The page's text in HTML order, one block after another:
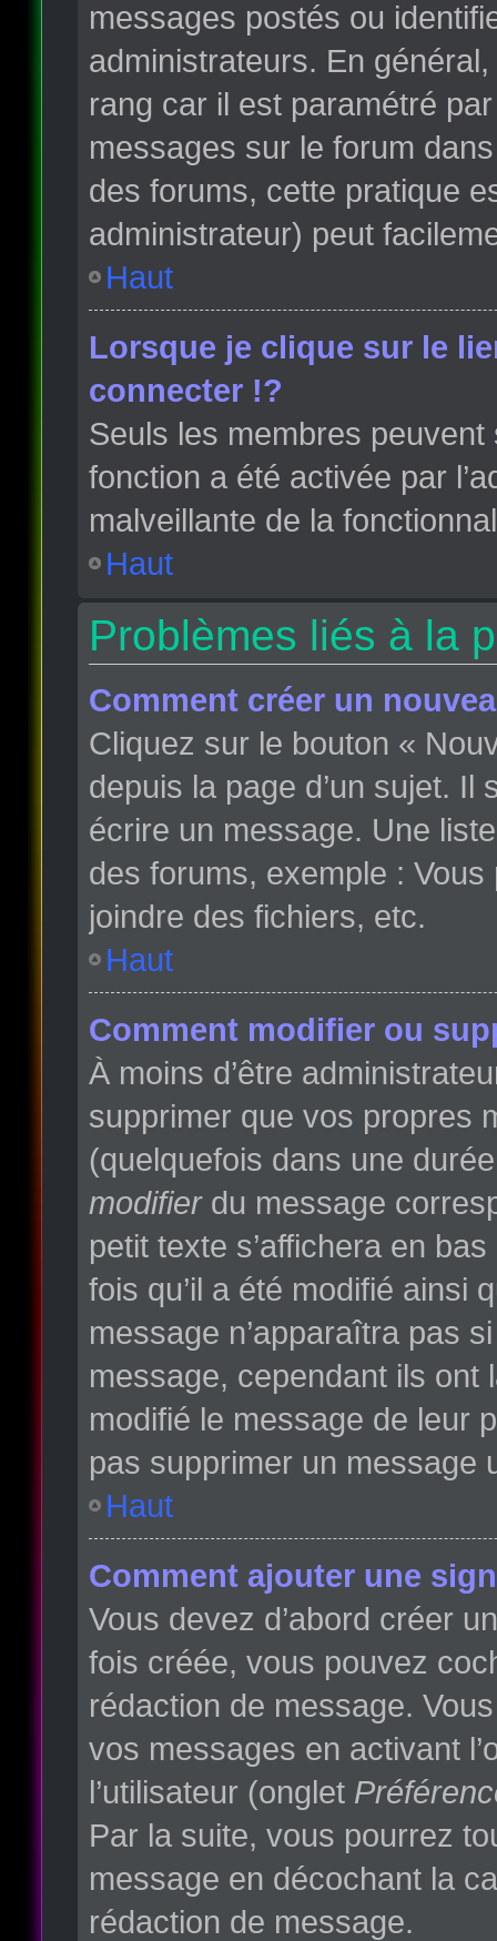
messages postés ou
administrateurs. En
rang car il est paramétré
messages sur le forum
des forums, cette pratique
administrateur) peut
Haut
Lorsque je clique sur le
connecter !?
Seuls les membres
fonction a été activée par
malveillante de la
Haut
Problèmes liés à la
Comment créer un
Cliquez sur le bouton «
depuis la page d’un sujet.
écrire un message. Une
des forums, exemple : Vous
joindre des fichiers, etc.
Haut
Comment modifier ou
À moins d’être
supprimer que vos propres
(quelquefois dans une
modifierdu message
petit texte s’affichera en
fois qu’il a été modifié ainsi
message n’apparaîtra pas
message, cependant ils ont
modifié le message de leur
pas supprimer un message
Haut
Comment ajouter une
Vous devez d’abord créer
fois créée, vous pouvez
rédaction de message.
vos messages en activant
l’utilisateur (onglet
Par la suite, vous pourrez
message en décochant la
rédaction de message.